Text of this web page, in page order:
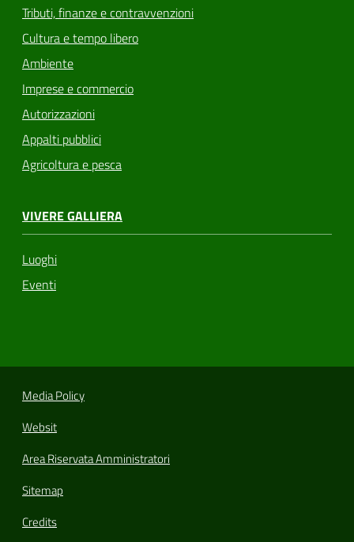
Tributi, finanze e contravvenzioni
Cultura e tempo libero
Ambiente
Imprese e commercio
Autorizzazioni
Appalti pubblici
Agricoltura e pesca
VIVERE GALLIERA
Luoghi
Eventi
Media Policy
Websit
Area Riservata Amministratori
Sitemap
Credits